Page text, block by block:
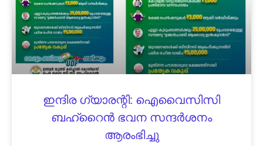
ഇന്ദിര ഗ്യാരന്റി: ഐവൈസിസി
ബഹ്റൈന്‍ ഭവന സന്ദര്‍ശനം
ആരംഭിച്ചു